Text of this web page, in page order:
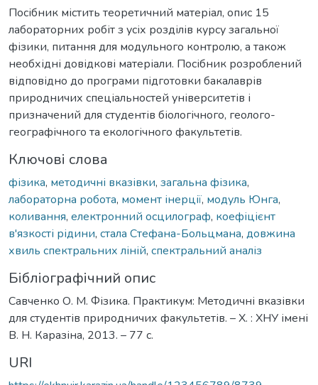
Посібник містить теоретичний матеріал, опис 15
лабораторних робіт з усіх розділів курсу загальної
фізики, питання для модульного контролю, а також
необхідні довідкові матеріали. Посібник розроблений
відповідно до програми підготовки бакалаврів
природничих спеціальностей університетів і
призначений для студентів біологічного, геолого-
географічного та екологічного факультетів.
Ключові слова
фізика, методичні вказівки, загальна фізика,
лабораторна робота, момент інерції, модуль Юнга,
коливання, електронний осцилограф, коефіцієнт
в'язкості рідини, стала Стефана-Больцмана, довжина
хвиль спектральних ліній, спектральний аналіз
Бібліографічний опис
Савченко О. М. Фізика. Практикум: Методичні вказівки
для студентів природничих факультетів. – Х. : ХНУ імені
В. Н. Каразіна, 2013. – 77 с.
URI